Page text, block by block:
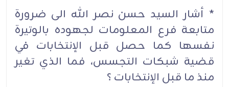
* أشار السيد حسن نصر الله الى ضرورة
متابعة فرع المعلومات لجهوده بالوتيرة
نفسها كما حصل قبل الإنتخابات في
قضية شبكات التجسس، فما الذي تغير
منذ ما قبل الإنتخابات ؟